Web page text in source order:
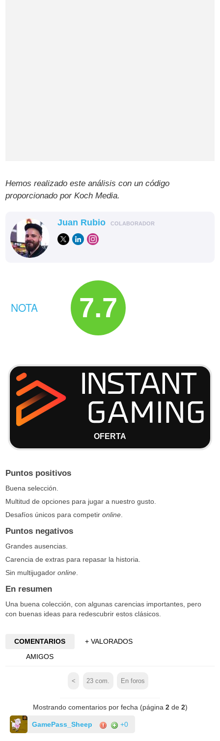
Hemos realizado este análisis con un código
proporcionado por Koch Media.
Juan Rubio COLABORADOR
NOTA 7.7
OFERTA
Puntos positivos
Buena selección.
Multitud de opciones para jugar a nuestro gusto.
Desafíos únicos para competironline
Puntos negativos
Grandes ausencias.
Carencia de extras para repasar la historia.
Sin multijugadoronline
En resumen
Una buena colección, con algunas carencias importantes, pero
con buenas ideas para redescubrir estos clásicos.
COMENTARIOS
+ VALORADOS
AMIGOS
< 23 com. En foros
Mostrando comentarios por fecha (página 2de 2)
GamePass_Sheep +0